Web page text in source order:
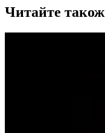
Читайте також